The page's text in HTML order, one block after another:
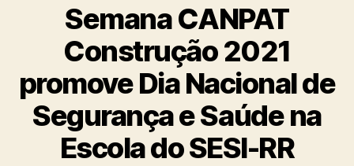
Semana CANPAT
Construção 2021
promove Dia Nacional de
Segurança e Saúde na
Escola do SESI-RR